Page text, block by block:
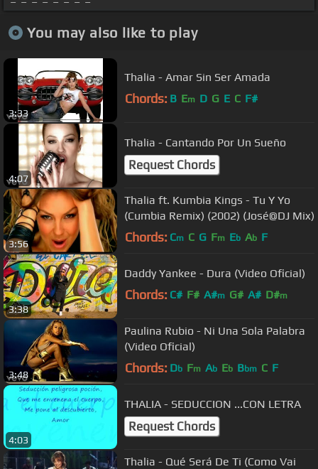
You may also like to play
3:33
Thalia - Amar Sin Ser Amada
Chords: B Em D G E C F#
4:07
Thalia - Cantando Por Un Sueño
Request Chords
3:56
Thalia ft. Kumbia Kings - Tu Y Yo
(Cumbia Remix) (2002) (José@DJ Mix)
Chords: Cm C G Fm Eb Ab F
3:38
Daddy Yankee - Dura (Video Oficial)
Chords: C# F# A#m G# A# D#m
3:48
Paulina Rubio - Ni Una Sola Palabra
(Video Oficial)
Chords: Db Fm Ab Eb Bbm C F
4:03
THALIA - SEDUCCION ...CON LETRA
Request Chords
Thalia - Qué Será De Ti (Como Vai